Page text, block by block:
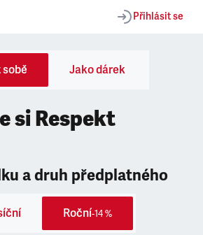
Přihlásit se
sobě Jako dárek
si Respekt
a druh předplatného
Roční-14 %